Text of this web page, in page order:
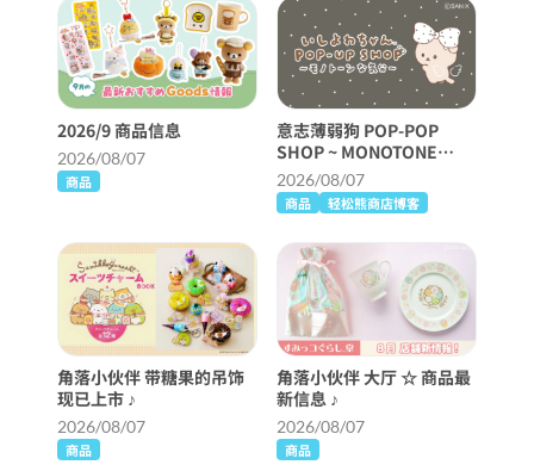
2026/9 商品信息
2026/08/07
商品
意志薄弱狗 POP-POP
SHOP ~ MONOTONE
FEELING ~ 即将举行！
2026/08/07
商品 轻松熊商店博客
角落小伙伴 带糖果的吊饰
现已上市 ♪
2026/08/07
商品
角落小伙伴 大厅 ☆ 商品最
新信息 ♪
2026/08/07
商品